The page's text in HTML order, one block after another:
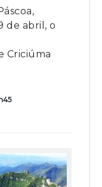
de abril, o
Criciúma